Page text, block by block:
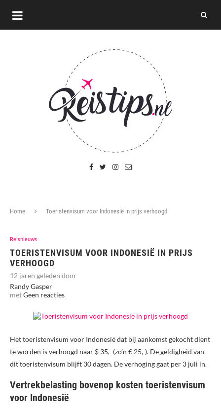
Home Toeristenvisum voor Indonesië in prijs verhoogd
Reisnieuws
TOERISTENVISUM VOOR INDONESIË IN PRIJS
VERHOOGD
12 jaren geleden door
Randy Gasper
metGeen reacties
Het toeristenvisum voor Indonesië dat bij aankomst gekocht dient
te worden is verhoogd naar $ 35,- (zo’n € 25,-). De geldigheid van
dit toeristenvisum blijft 30 dagen. De verhoging gaat per 3 juli in.
Vertrekbelasting bovenop kosten toeristenvisum
voor Indonesië